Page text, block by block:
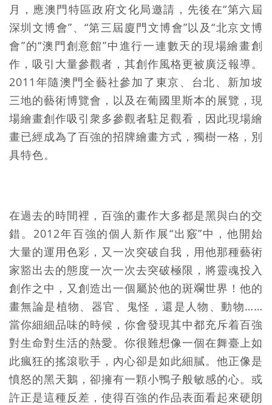
月，應澳門特區政府文化局邀請，先後在“第六屆
深圳文博會”、“第三屆廈門文博會”以及“北京文博
會”的“澳門創意館”中進行一連數天的現場繪畫創
作，吸引大量參觀者，其創作風格更被廣泛報導。
2011年隨澳門全藝社參加了東京、台北、新加坡
三地的藝術博覽會，以及在葡國里斯本的展覽，現
場繪畫創作吸引衆多參觀者駐足觀看，因此現場繪
畫已經成為了百強的招牌繪畫方式，獨樹一格，別
具特色。
在過去的時間裡，百強的畫作大多都是黑與白的交
錯。2012年百強的個人新作展“出竅”中，他開始
大量的運用色彩，又一次突破自我，用他那種藝術
家豁出去的態度一次一次去突破極限，將靈魂投入
創作之中，又創造出一個屬於他的斑斕世界！他的
畫無論是植物、器官、鬼怪，還是人物、動物……
當你細細品味的時候，你會發現其中都充斥着百強
對生命對生活的熱愛。你很難想像一個在舞臺上如
此瘋狂的搖滾歌手，內心卻是如此細膩。他正像是
憤怒的黑天鵝，卻擁有一顆小鴨子般敏感的心。或
許正是這種反差，使得百強的作品表面看起來硬朗